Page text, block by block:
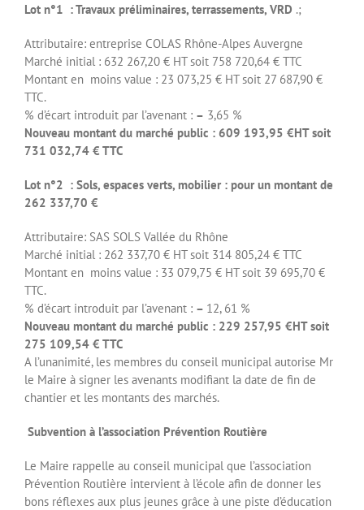
Lot n°1 : Travaux préliminaires, terrassements, VRD .;
Attributaire: entreprise COLAS Rhône-Alpes Auvergne
Marché initial : 632 267,20 € HT soit 758 720,64 € TTC
Montant en moins value : 23 073,25 € HT soit 27 687,90 €
TTC.
% d’écart introduit par l’avenant : – 3,65 %
Nouveau montant du marché public : 609 193,95 €HT soit
731 032,74 € TTC
Lot n°2 : Sols, espaces verts, mobilier : pour un montant de
262 337,70 €
Attributaire: SAS SOLS Vallée du Rhône
Marché initial : 262 337,70 € HT soit 314 805,24 € TTC
Montant en moins value : 33 079,75 € HT soit 39 695,70 €
TTC.
% d’écart introduit par l’avenant : – 12, 61 %
Nouveau montant du marché public : 229 257,95 €HT soit
275 109,54 € TTC
A l’unanimité, les membres du conseil municipal autorise Mr
le Maire à signer les avenants modifiant la date de fin de
chantier et les montants des marchés.
Subvention à l’association Prévention Routière
Le Maire rappelle au conseil municipal que l’association
Prévention Routière intervient à l’école afin de donner les
bons réflexes aux plus jeunes grâce à une piste d’éducation